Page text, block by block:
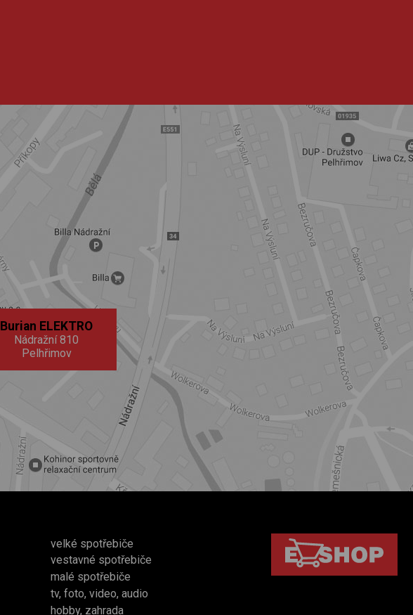
Burian ELEKTRO
Nádražní 810
Pelhřimov
velké spotřebiče
vestavné spotřebiče
malé spotřebiče
tv, foto, video, audio
hobby, zahrada